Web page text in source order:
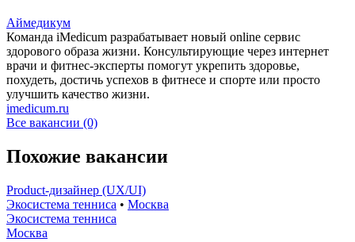
Аймедикум
Команда iMedicum разрабатывает новый online сервис
здорового образа жизни. Консультирующие через интернет
врачи и фитнес-эксперты помогут укрепить здоровье,
похудеть, достичь успехов в фитнесе и спорте или просто
улучшить качество жизни.
imedicum.ru
Все вакансии (0)
Похожие вакансии
Product-дизайнер (UX/UI)
Экосистема тенниса • Москва
Экосистема тенниса
Москва